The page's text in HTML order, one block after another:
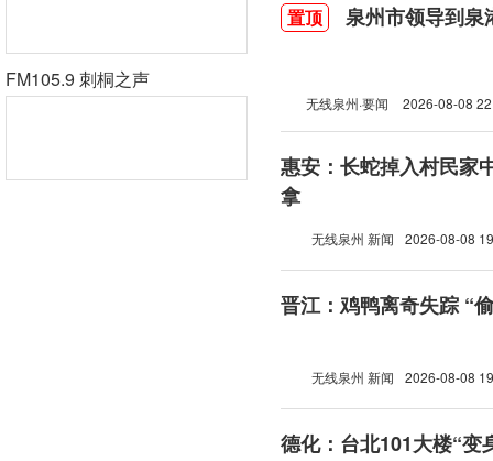
FM105.9 刺桐之声
置顶 泉州市领导到泉
无线泉州·要闻 2026-08-08
惠安：长蛇掉入村民家
拿
无线泉州 新闻 2026-08-08
晋江：鸡鸭离奇失踪 “
无线泉州 新闻 2026-08-08
德化：台北101大楼“变